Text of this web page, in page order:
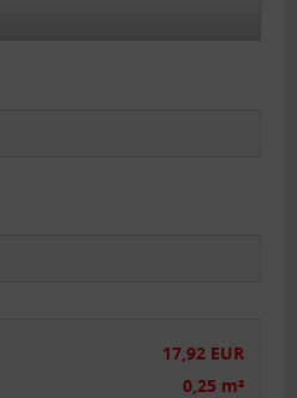
17,92 EUR
0,25 m²